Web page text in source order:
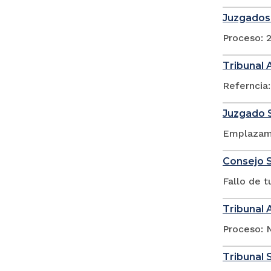
Proceso:
Tribunal
Juzgado
Consejo
Fallo de
Tribunal
Proceso:
Tribunal